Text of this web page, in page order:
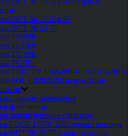
ОСТ 34 10.764-97 сварные
ОСТ 34 10.764-97
ОСТ 36-23-77
ТС-588
ТС-589
ТС-590
ТС-591
ТШС ТУ 1468-001-61257374-2015
ГОСТ 22822-83 переходные
плоские приварные
фланцевые
эллиптические стальные
ГОСТ 17379-2001 эллиптические
ОСТ 36-25-77 эллиптические